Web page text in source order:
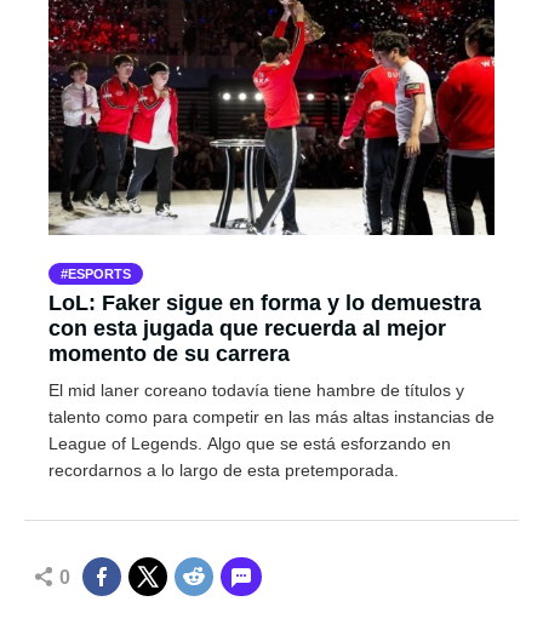
ESPORTS
LoL: Faker sigue en forma y lo demuestra
con esta jugada que recuerda al mejor
momento de su carrera
El mid laner coreano todavía tiene hambre de títulos y
talento como para competir en las más altas instancias de
League of Legends. Algo que se está esforzando en
recordarnos a lo largo de esta pretemporada.
0